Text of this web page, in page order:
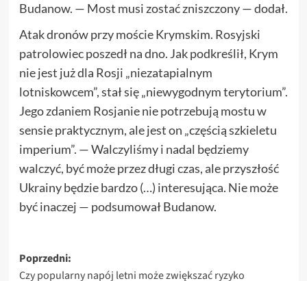
Budanow. — Most musi zostać zniszczony — dodał.
Atak dronów przy moście Krymskim. Rosyjski
patrolowiec poszedł na dno. Jak podkreślił, Krym
nie jest już dla Rosji „niezatapialnym
lotniskowcem”, stał się „niewygodnym terytorium”.
Jego zdaniem Rosjanie nie potrzebują mostu w
sensie praktycznym, ale jest on „częścią szkieletu
imperium”. — Walczyliśmy i nadal będziemy
walczyć, być może przez długi czas, ale przyszłość
Ukrainy będzie bardzo (…) interesująca. Nie może
być inaczej — podsumował Budanow.
Zobacz
Poprzedni:
Czy popularny napój letni może zwiększać ryzyko